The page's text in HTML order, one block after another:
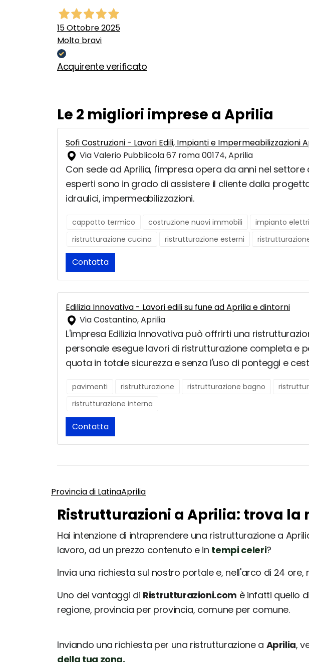
15 Ottobre 2025
Molto bravi
Acquirente verificato
Le 2 migliori imprese a Aprilia
Sofi Costruzioni - Lavori Edili, Impianti e Impermeabilizzazioni
Via Valerio Pubblicola 67 roma 00174, Aprilia
Con sede ad Aprilia, l'impresa opera da anni nel
esperti sono in grado di assistere il cliente dalla
idraulici, impermeabilizzazioni.
cappotto termico costruzione nuovi immobili impianto
ristrutturazione cucina
ristrutturazione esterni
Contatta
Edilizia Innovativa - Lavori edili su fune ad Aprilia e dintorni
Via Costantino, Aprilia
L'impresa Edilizia Innovativa può offrirti una
personale esegue lavori di ristrutturazione completa e
quota in totale sicurezza e senza l'uso di ponteggi e
pavimenti ristrutturazione ristrutturazione bagno
ristrutturazione interna
Contatta
Provincia di LatinaAprilia
Ristrutturazioni a Aprilia: trova
Hai intenzione di intraprendere una ristrutturazione a
lavoro, ad un prezzo contenuto e in tempi celeri?
Invia una richiesta sul nostro portale e, nell'arco di 24 ore,
Uno dei vantaggi di Ristrutturazioni.com è infatti quello
regione, provincia per provincia, comune per comune.
Inviando una richiesta per una ristrutturazione a Aprilia,
della tua zona.